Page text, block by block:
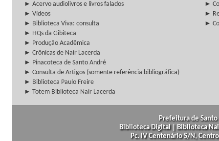
► Acervo audiolivros e livros falados
►
► Vídeos
►
► Biblioteca Viva: consulta
►
► HQs da Gibiteca
► Produção Acadêmica
► Crônicas de Nair Lacerda
► Pinacoteca de Santo André
► Consulta de Artigos (somente referência bibliográfica)
► Biblioteca Paulo Freire
► Totem Biblioteca Nair Lacerda
Prefeitura de
Biblioteca Digital | Biblioteca
Pc. IV Centenário S/N,